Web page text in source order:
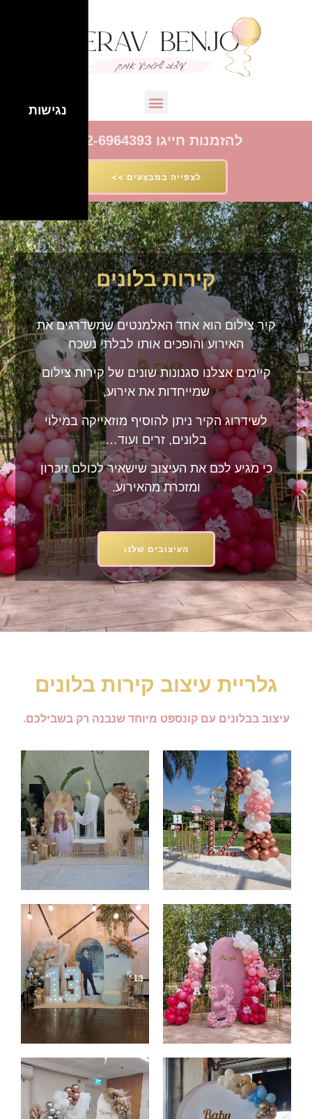
להזמנות חייגו 052-6964393
לצפייה במבצעים >>
קירות בלונים
קיר צילום הוא אחד האלמנטים שמשדרגים את
האירוע והופכים אותו לבלתי נשכח
קיימים אצלנו סגנונות שונים של קירות צילום
שמייחדות את אירוע,
לשידרוג הקיר ניתן להוסיף מוזאייקה במילוי
בלונים, זרים ועוד…
כי מגיע לכם את העיצוב שישאיר לכולם זיכרון
ומזכרת מהאירוע.
העיצובים שלנו
גלריית עיצוב קירות בלונים
עיצוב בבלונים עם קונספט מיוחד שנבנה רק בשבילכם.
נגישות